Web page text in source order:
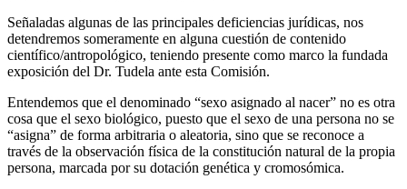
Señaladas algunas de las principales deficiencias jurídicas, nos
detendremos someramente en alguna cuestión de contenido
científico/antropológico, teniendo presente como marco la fundada
exposición del Dr. Tudela ante esta Comisión.
Entendemos que el denominado “sexo asignado al nacer” no es otra
cosa que el sexo biológico, puesto que el sexo de una persona no se
“asigna” de forma arbitraria o aleatoria, sino que se reconoce a
través de la observación física de la constitución natural de la propia
persona, marcada por su dotación genética y cromosómica.